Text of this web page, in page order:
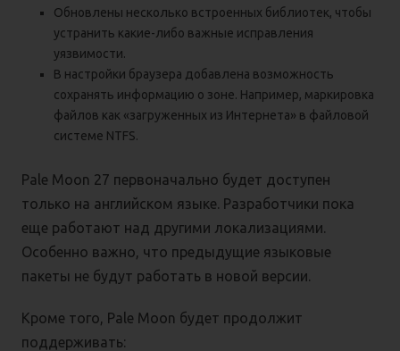
Обновлены несколько встроенных библиотек, чтобы
устранить какие-либо важные исправления
уязвимости.
В настройки браузера добавлена возможность
сохранять информацию о зоне. Например, маркировка
файлов как «загруженных из Интернета» в файловой
системе NTFS.
Pale Moon 27 первоначально будет доступен
только на английском языке. Разработчики пока
еще работают над другими локализациями.
Особенно важно, что предыдущие языковые
пакеты не будут работать в новой версии.
Кроме того, Pale Moon будет продолжит
поддерживать: